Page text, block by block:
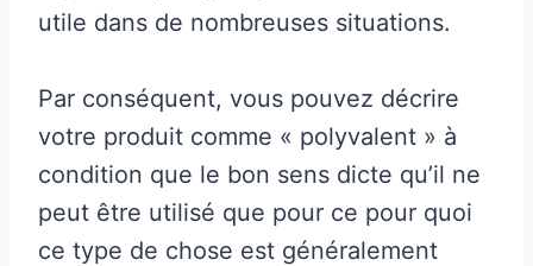
utile dans de nombreuses situations.
Par conséquent, vous pouvez décrire
votre produit comme « polyvalent » à
condition que le bon sens dicte qu’il ne
peut être utilisé que pour ce pour quoi
ce type de chose est généralement